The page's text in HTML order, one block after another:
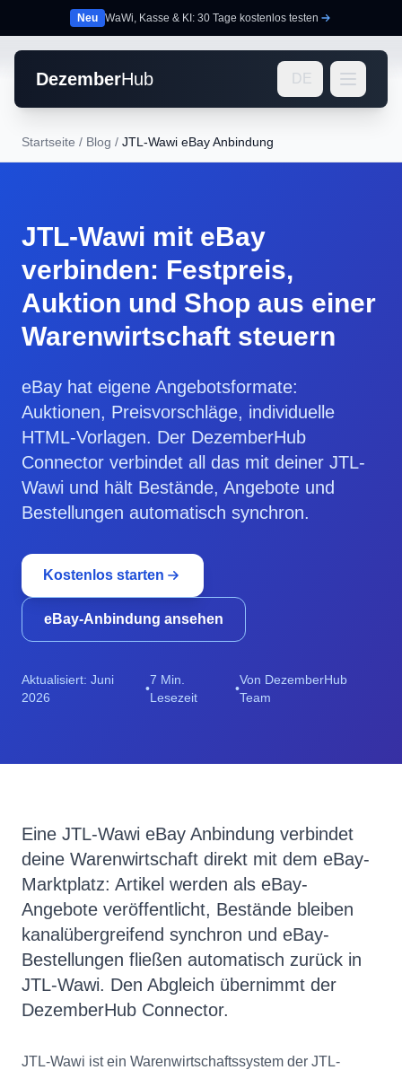
Neu WaWi, Kasse & KI: 30 Tage kostenlos testen
DezemberHub DE
Startseite / Blog / JTL-Wawi eBay Anbindung
JTL-Wawi mit eBay
verbinden: Festpreis,
Auktion und Shop aus einer
Warenwirtschaft steuern
eBay hat eigene Angebotsformate:
Auktionen, Preisvorschläge, individuelle
HTML-Vorlagen. Der DezemberHub
Connector verbindet all das mit deiner JTL-
Wawi und hält Bestände, Angebote und
Bestellungen automatisch synchron.
Kostenlos starten
eBay-Anbindung ansehen
Aktualisiert: Juni
2026
•
7 Min.
Lesezeit
•
Von DezemberHub
Team
Eine JTL-Wawi eBay Anbindung verbindet
deine Warenwirtschaft direkt mit dem eBay-
Marktplatz: Artikel werden als eBay-
Angebote veröffentlicht, Bestände bleiben
kanalübergreifend synchron und eBay-
Bestellungen fließen automatisch zurück in
JTL-Wawi. Den Abgleich übernimmt der
DezemberHub Connector.
JTL-Wawi ist ein Warenwirtschaftssystem der JTL-